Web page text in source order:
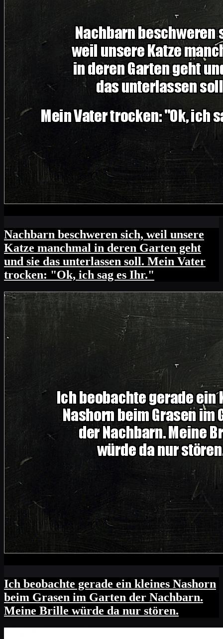
Nachbarn beschweren sich, weil unsere
Katze manchmal in deren Garten geht
und sie das unterlassen soll. Mein Vater
trocken: "Ok, ich sag es Ihr."
Ich beobachte gerade ein kleines Nashorn
beim Grasen im Garten der Nachbarn.
Meine Brille würde da nur stören.